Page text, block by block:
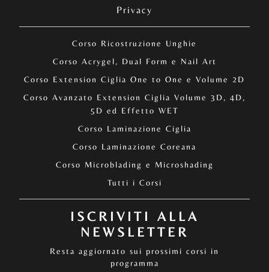
Privacy
Corso Ricostruzione Unghie
Corso Acrygel, Dual Form e Nail Art
Corso Extension Ciglia One to One e Volume 2D
Corso Avanzato Extension Ciglia Volume 3D, 4D,
5D ed Effetto WET
Corso Laminazione Ciglia
Corso Laminazione Coreana
Corso Microblading e Microshading
Tutti i Corsi
ISCRIVITI ALLA
NEWSLETTER
Resta aggiornato sui prossimi corsi in
programma